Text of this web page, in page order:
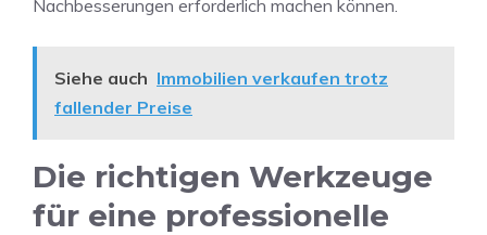
Nachbesserungen erforderlich machen können.
Siehe auch Immobilien verkaufen trotz
fallender Preise
Die richtigen Werkzeuge
für eine professionelle